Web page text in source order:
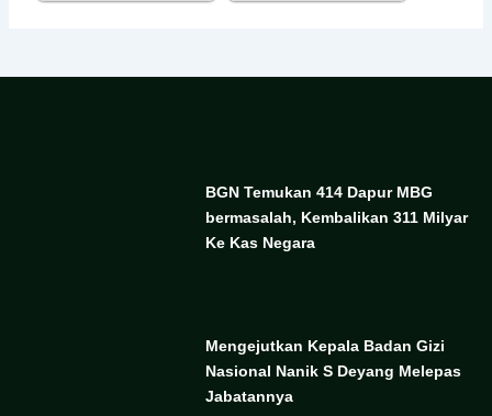
BGN Temukan 414 Dapur MBG
bermasalah, Kembalikan 311 Milyar
Ke Kas Negara
Mengejutkan Kepala Badan Gizi
Nasional Nanik S Deyang Melepas
Jabatannya